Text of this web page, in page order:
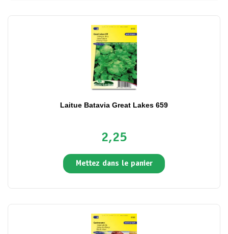
Laitue Batavia Great Lakes 659
2,25
Mettez dans le panier